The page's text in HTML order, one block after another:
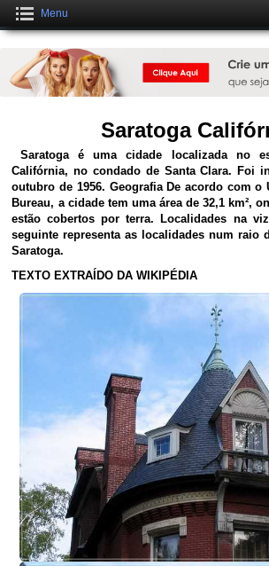
Menu
Saratoga
Saratoga é uma cidade localizada no
Califórnia, no condado de Santa Clara. Foi
outubro de 1956. Geografia De acordo com o
Bureau, a cidade tem uma área de 32,1 km²,
estão cobertos por terra. Localidades na
seguinte representa as localidades num raio
Saratoga.
TEXTO EXTRAÍDO DA WIKIPÉDIA
Crie uma Loja Online Grátis